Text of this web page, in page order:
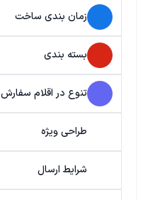
زمان بندی ساخت
بسته بندی
تنوع در اقلام سفارش
طراحی ویژه
شرایط ارسال